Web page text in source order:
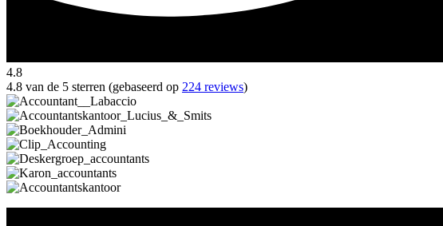
4.8
4.8 van de 5 sterren (gebaseerd op 224 reviews)